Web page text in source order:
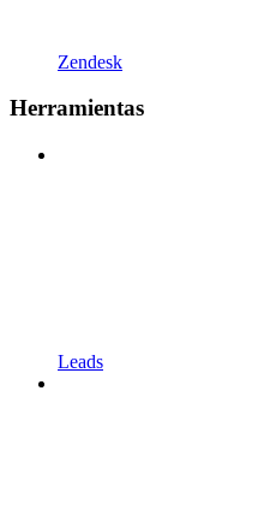
Zendesk
Herramientas
Leads